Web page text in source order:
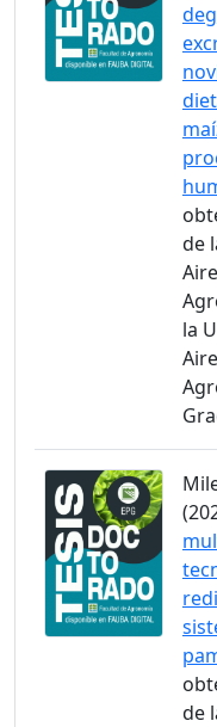
de
la
de